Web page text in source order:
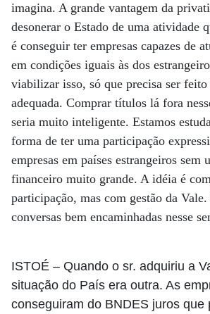
imagina. A grande vantagem da
desonerar o Estado de uma atividade
é conseguir ter empresas capazes de
em condições iguais às dos
viabilizar isso, só que precisa ser
adequada. Comprar títulos lá fora
seria muito inteligente. Estamos
forma de ter uma participação
empresas em países estrangeiros sem
financeiro muito grande. A idéia é
participação, mas com gestão da
conversas bem encaminhadas nesse
ISTOÉ – Quando o sr. adquiriu a
situação do País era outra. As
conseguiram do BNDES juros que